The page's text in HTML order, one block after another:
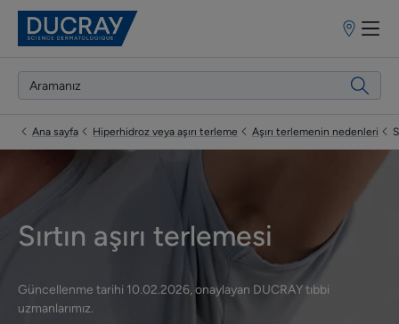
Satış
Ana sayfa Hiperhidroz veya aşırı terleme Aşırı terlemenin nedenleri
Sırtın aşırı terlemesi
Güncellenme tarihi 10.02.2026, onaylayan DUCRAY tıbbi
uzmanlarımız.